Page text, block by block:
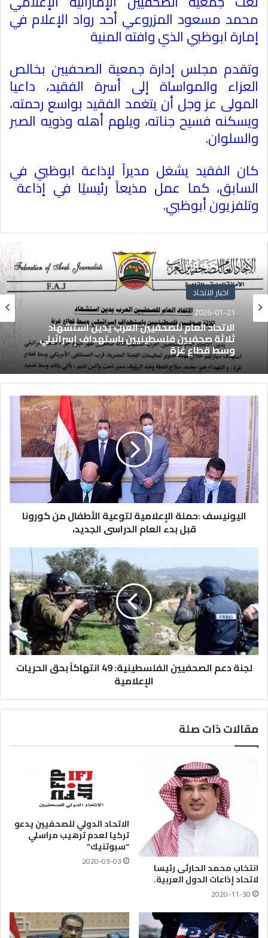
محمد مسعود المزروعي أحد رواد الإعلام في
إمارة ابوظبي الذي وافته المنية
وتقدم مجلس إدارة جمعية الصحفيين بخالص
العزاء والمواساة إلى أسرة الفقيد، داعيا
المولى عز وجل أن يتغمد الفقيد بواسع رحمته،
ويسكنه فسيح جناته، ويلهم أهله وذويه الصبر
والسلوان.
كان الفقيد يشغل مديراً لإذاعة ابوظبي في
السابق، كما عمل مذيعاً رئيسيًا في إذاعة
وتلفزيون أبوظبي.
اخبار الاتحاد
2026-01-21
الاتحاد العام للصحفيين العرب يدين استشهاد
ثلاثة صحفيين فلسطينيين باستهداف إسرائيلي
وسط قطاع غزة
اليونيسف :حملة الإعلامية لتوعية الأطفال من كورونا
قبل بدء العام الدراسى الجديد،
لجنة دعم الصحفيين الفلسطينية: 49 انتهاكاً بحق الحريات
الإعلامية
مقالات ذات صلة
انتخاب محمد الحارثى رئيسا
لاتحاد إذاعات الدول العربية.
2020-11-30
الاتحاد الدولي للصحفيين يدعو
تركيا لعدم ترهيب مراسلي
“سبوتنيك”
2020-03-03